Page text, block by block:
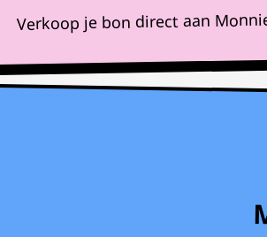
Verkoop je bon direct aan